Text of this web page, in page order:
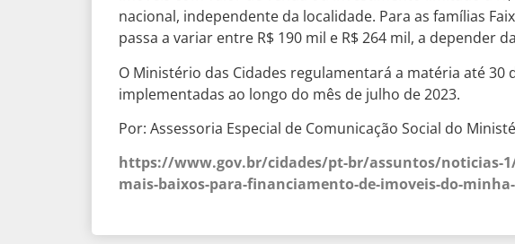
nacional, independente da localidade. Para as famílias
passa a variar entre R$ 190 mil e R$ 264 mil, a depender
O Ministério das Cidades regulamentará a matéria até 30
implementadas ao longo do mês de julho de 2023.
Por: Assessoria Especial de Comunicação Social do
https://www.gov.br/cidades/pt-br/assuntos/noticias-
mais-baixos-para-financiamento-de-imoveis-do-